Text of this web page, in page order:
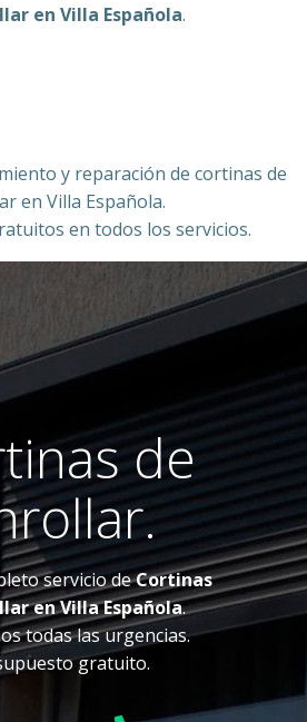
en Villa Española.
y reparación de cortinas de
en Villa Española.
en todos los servicios.
de
servicio deCortinas
en Villa Española.
todas las urgencias.
gratuito.